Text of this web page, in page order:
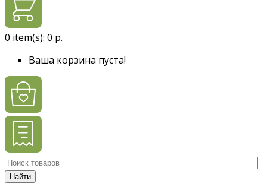
0 item(s): 0 р.
Ваша корзина пуста!
Найти